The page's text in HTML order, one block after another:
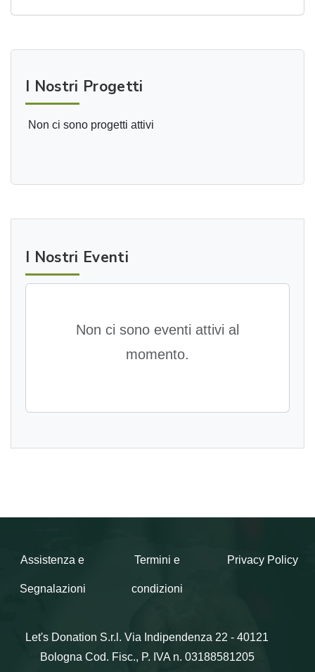
I Nostri Progetti
Non ci sono progetti attivi
I Nostri Eventi
Non ci sono eventi attivi al
momento.
Assistenza e
Segnalazioni
Termini e
condizioni
Privacy Policy
Let's Donation S.r.l. Via Indipendenza 22 - 40121
Bologna Cod. Fisc., P. IVA n. 03188581205